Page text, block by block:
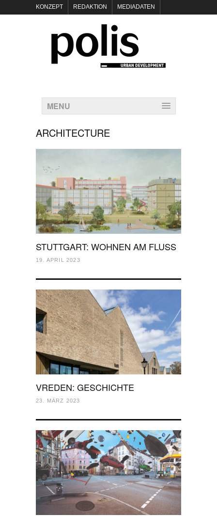
KONZEPT REDAKTION MEDIADATEN
POLIS KEYNOTES
KONTAKT DATENSCHUTZ IMPRESSUM
MENU
ARCHITECTURE
STUTTGART: WOHNEN AM FLUSS
19. APRIL 2023
VREDEN: GESCHICHTE
23. MÄRZ 2023